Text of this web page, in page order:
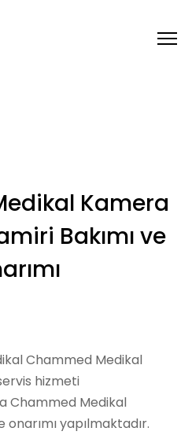
Kamera
Bakımı ve
Chammed Medikal
hizmeti
Chammed Medikal
yapılmaktadır.